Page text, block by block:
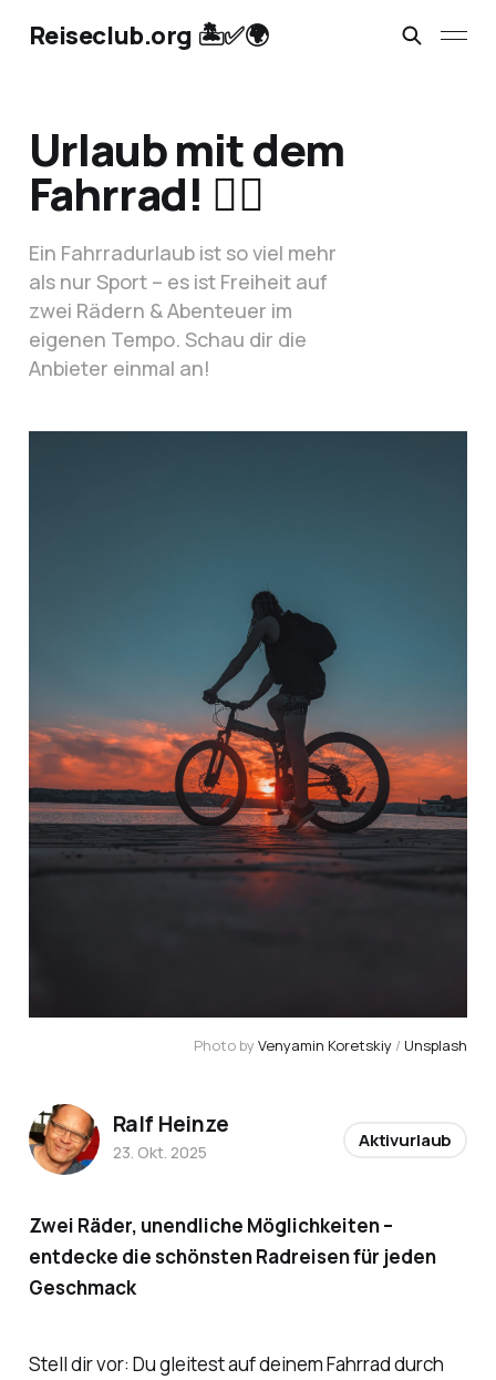
Reiseclub.org 🏝️✅🌍
Urlaub mit dem
Fahrrad! 🚴‍♂️
Ein Fahrradurlaub ist so viel mehr
als nur Sport – es ist Freiheit auf
zwei Rädern & Abenteuer im
eigenen Tempo. Schau dir die
Anbieter einmal an!
Photo by Venyamin Koretskiy / Unsplash
Zwei Räder, unendliche Möglichkeiten –
entdecke die schönsten Radreisen für jeden
Geschmack
Stell dir vor: Du gleitest auf deinem Fahrrad durch
Ralf Heinze
23. Okt. 2025
Aktivurlaub